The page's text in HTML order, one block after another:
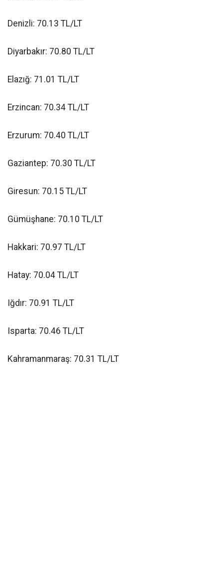
Denizli: 70.13 TL/LT
Diyarbakır: 70.80 TL/LT
Elazığ: 71.01 TL/LT
Erzincan: 70.34 TL/LT
Erzurum: 70.40 TL/LT
Gaziantep: 70.30 TL/LT
Giresun: 70.15 TL/LT
Gümüşhane: 70.10 TL/LT
Hakkari: 70.97 TL/LT
Hatay: 70.04 TL/LT
Iğdır: 70.91 TL/LT
Isparta: 70.46 TL/LT
Kahramanmaraş: 70.31 TL/LT